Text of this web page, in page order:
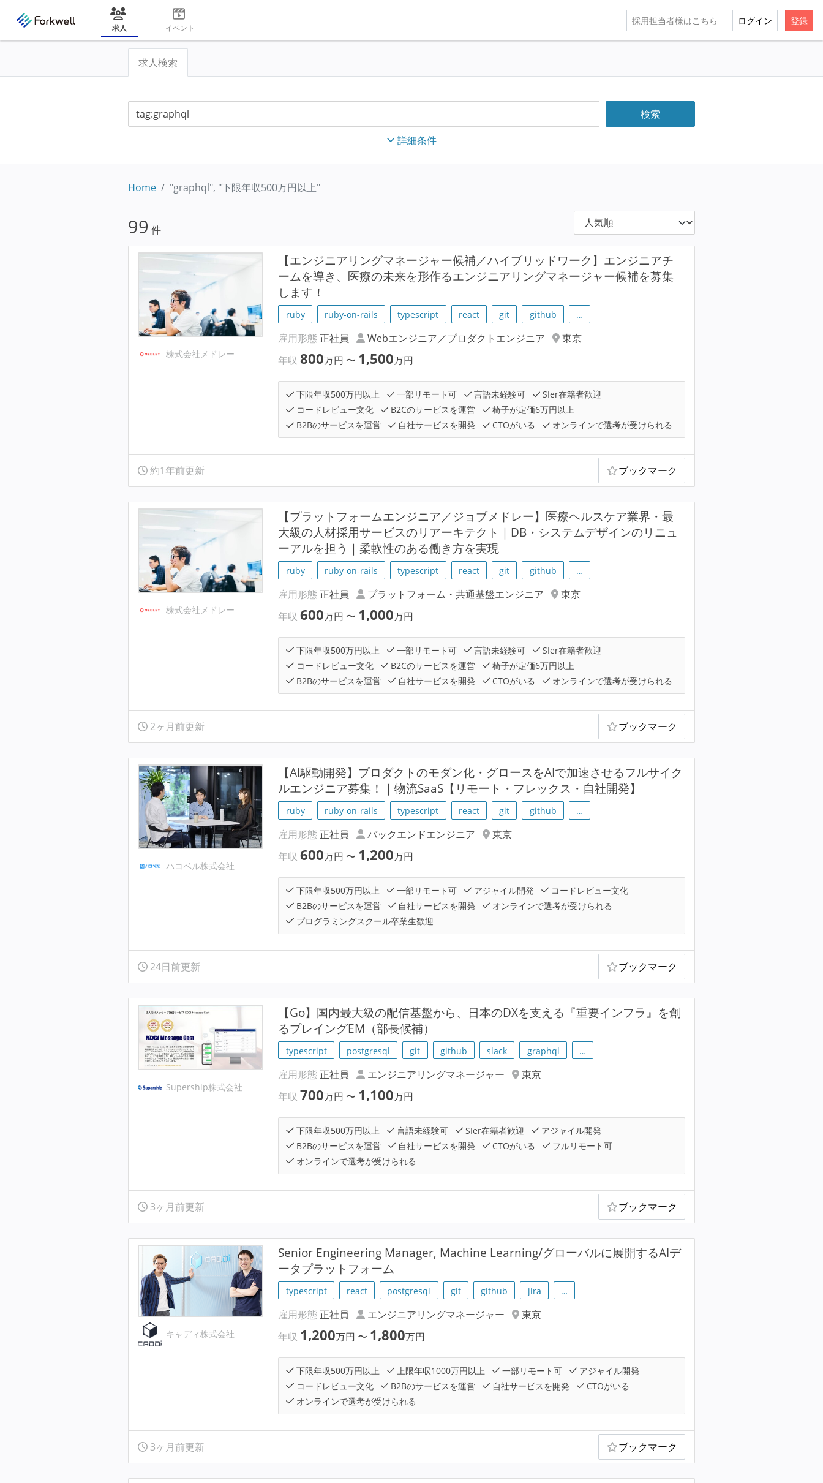
求人 イベント
採用担当者様はこちら ログイン 登録
求人検索
詳細条件
Home "graphql", "下限年収500万円以上"
99 件
株式会社メドレー
【エンジニアリングマネージャー候補／ハイブリッドワーク】エンジニアチ
ームを導き、医療の未来を形作るエンジニアリングマネージャー候補を募集
します！
ruby ruby-on-rails typescript react git github …
雇用形態 正社員 Webエンジニア／プロダクトエンジニア
東京
年収800万円 〜 1,500万円
下限年収500万円以上 一部リモート可 言語未経験可
SIer在籍者歓迎
コードレビュー文化
B2Cのサービスを運営
椅子が定価6万円以上
B2Bのサービスを運営
自社サービスを開発 CTOがいる オンラインで選考が受けられる
約1年前更新 ブックマーク
株式会社メドレー
【プラットフォームエンジニア／ジョブメドレー】医療ヘルスケア業界・最
大級の人材採用サービスのリアーキテクト｜DB・システムデザインのリニュ
ーアルを担う｜柔軟性のある働き方を実現
ruby ruby-on-rails typescript react git github …
雇用形態 正社員 プラットフォーム・共通基盤エンジニア
東京
年収600万円 〜 1,000万円
下限年収500万円以上 一部リモート可 言語未経験可
SIer在籍者歓迎
コードレビュー文化
B2Cのサービスを運営
椅子が定価6万円以上
B2Bのサービスを運営
自社サービスを開発 CTOがいる オンラインで選考が受けられる
2ヶ月前更新 ブックマーク
ハコベル株式会社
【AI駆動開発】プロダクトのモダン化・グロースをAIで加速させるフルサイク
ルエンジニア募集！｜物流SaaS【リモート・フレックス・自社開発】
ruby ruby-on-rails typescript react git github …
雇用形態 正社員 バックエンドエンジニア
東京
年収600万円 〜 1,200万円
下限年収500万円以上 一部リモート可 アジャイル開発
コードレビュー文化
B2Bのサービスを運営
自社サービスを開発
オンラインで選考が受けられる
プログラミングスクール卒業生歓迎
24日前更新 ブックマーク
Supership株式会社
【Go】国内最大級の配信基盤から、日本のDXを支える『重要インフラ』を創
るプレイングEM（部長候補）
typescript postgresql git github slack graphql …
雇用形態 正社員 エンジニアリングマネージャー
東京
年収700万円 〜 1,100万円
下限年収500万円以上 言語未経験可 SIer在籍者歓迎
アジャイル開発
B2Bのサービスを運営
自社サービスを開発 CTOがいる
フルリモート可
オンラインで選考が受けられる
3ヶ月前更新 ブックマーク
キャディ株式会社
Senior Engineering Manager, Machine Learning/グローバルに展開するAIデ
ータプラットフォーム
typescript react postgresql git github jira …
雇用形態 正社員 エンジニアリングマネージャー
東京
年収 1,200万円 〜 1,800万円
下限年収500万円以上 上限年収1000万円以上 一部リモート可
アジャイル開発
コードレビュー文化
B2Bのサービスを運営 自社サービスを開発
CTOがいる
オンラインで選考が受けられる
3ヶ月前更新 ブックマーク